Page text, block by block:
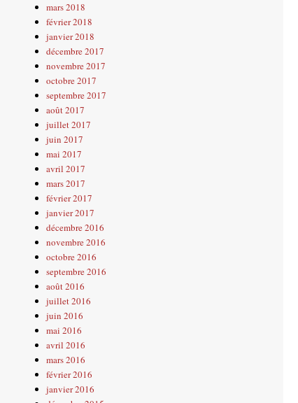
mars 2018
février 2018
janvier 2018
décembre 2017
novembre 2017
octobre 2017
septembre 2017
août 2017
juillet 2017
juin 2017
mai 2017
avril 2017
mars 2017
février 2017
janvier 2017
décembre 2016
novembre 2016
octobre 2016
septembre 2016
août 2016
juillet 2016
juin 2016
mai 2016
avril 2016
mars 2016
février 2016
janvier 2016